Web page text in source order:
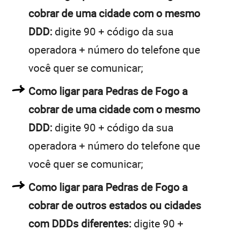
cobrar de uma cidade com o mesmo
DDD: digite 90 + código da sua
operadora + número do telefone que
você quer se comunicar;
Como ligar para Pedras de Fogo a
cobrar de uma cidade com o mesmo
DDD: digite 90 + código da sua
operadora + número do telefone que
você quer se comunicar;
Como ligar para Pedras de Fogo a
cobrar de outros estados ou cidades
com DDDs diferentes: digite 90 +